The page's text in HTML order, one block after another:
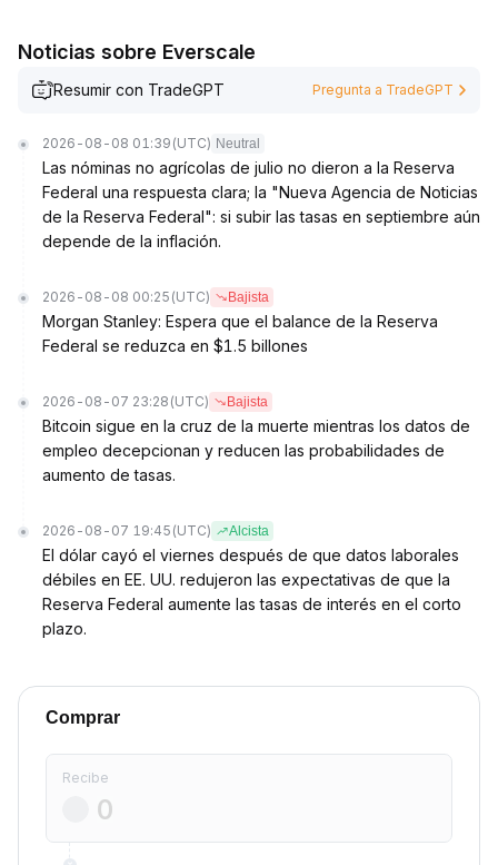
Noticias sobre Everscale
Resumir con TradeGPT Pregunta a TradeGPT
2026-08-08 01:39 (UTC) Neutral
Las nóminas no agrícolas de julio no dieron a la Reserva
Federal una respuesta clara; la "Nueva Agencia de Noticias
de la Reserva Federal": si subir las tasas en septiembre aún
depende de la inflación.
2026-08-08 00:25 (UTC) Bajista
Morgan Stanley: Espera que el balance de la Reserva
Federal se reduzca en $1.5 billones
2026-08-07 23:28 (UTC) Bajista
Bitcoin sigue en la cruz de la muerte mientras los datos de
empleo decepcionan y reducen las probabilidades de
aumento de tasas.
2026-08-07 19:45 (UTC) Alcista
El dólar cayó el viernes después de que datos laborales
débiles en EE. UU. redujeron las expectativas de que la
Reserva Federal aumente las tasas de interés en el corto
plazo.
Comprar
Recibe